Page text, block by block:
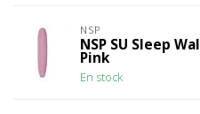
NSP
NSP SU Sleep
Pink
En stock